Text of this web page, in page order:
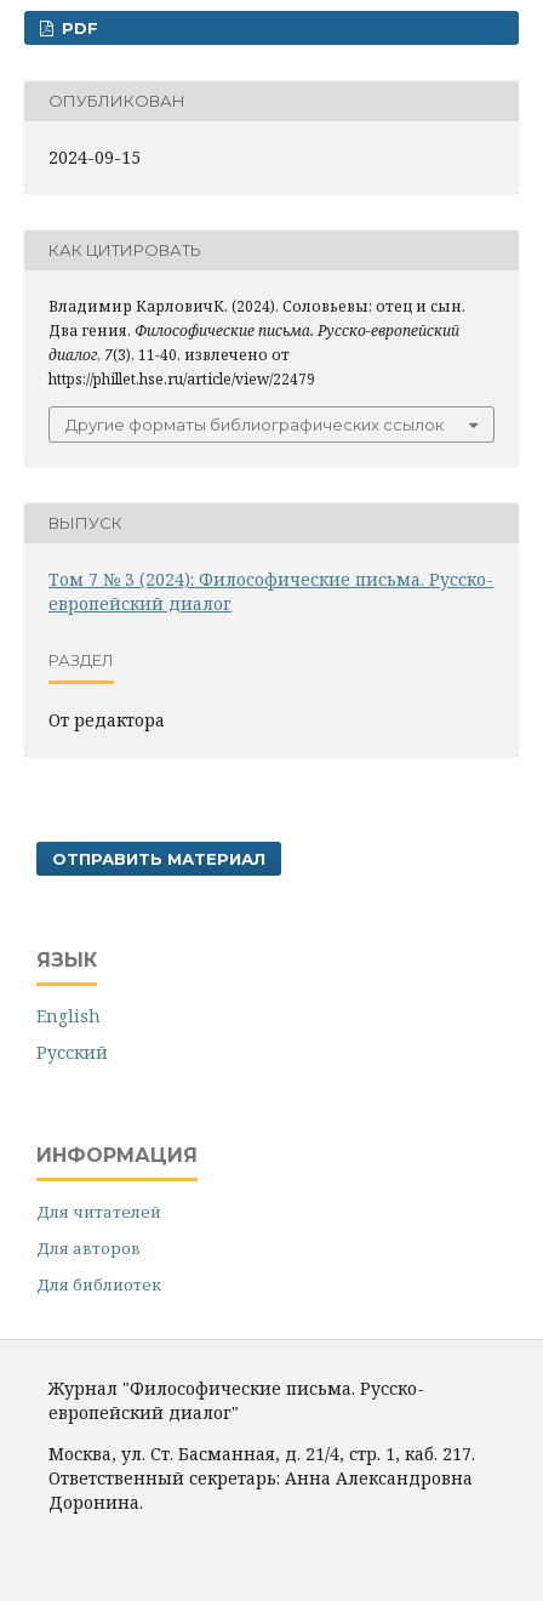
PDF
ОПУБЛИКОВАН
2024-09-15
КАК ЦИТИРОВАТЬ
Владимир КарловичК. (2024). Соловьевы: отец и сын.
Два гения. Философические письма. Русско-европейский
диалог, 7(3), 11-40. извлечено от
https://phillet.hse.ru/article/view/22479
Другие форматы библиографических ссылок
ВЫПУСК
Том 7 № 3 (2024): Философические письма. Русско-
европейский диалог
РАЗДЕЛ
От редактора
ОТПРАВИТЬ МАТЕРИАЛ
ЯЗЫК
English
Русский
ИНФОРМАЦИЯ
Для читателей
Для авторов
Для библиотек
Журнал "Философические письма. Русско-
европейский диалог"
Москва, ул. Ст. Басманная, д. 21/4, стр. 1, каб. 217.
Ответственный секретарь: Анна Александровна
Доронина.